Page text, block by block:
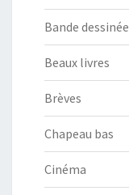
Bande dessinée
Beaux livres
Brèves
Chapeau bas
Cinéma